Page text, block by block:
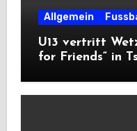
Allgemein
U13 vertritt
for Friends“ in